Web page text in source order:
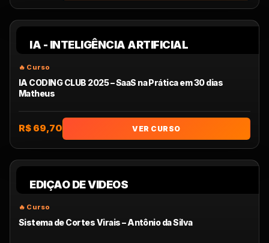
IA - INTELIGÊNCIA ARTIFICIAL
IA CODING CLUB 2025 – SaaS na Prática em 30 dias
Matheus
R$ 69,70 VER CURSO
EDIÇAO DE VIDEOS
Sistema de Cortes Virais – Antônio da Silva